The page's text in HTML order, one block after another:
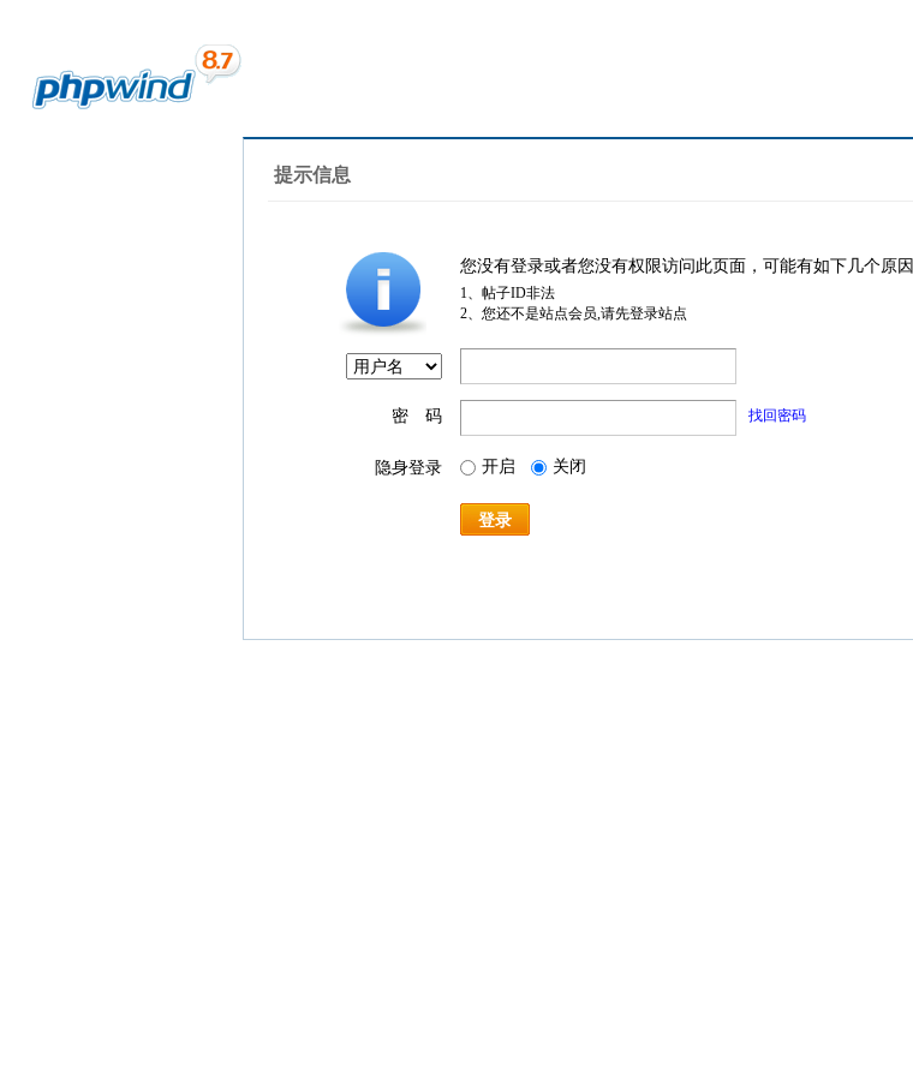
提示信息
您没有登录或者您没有权限访问此页面，可能有如下几个原因
1、帖子ID非法
2、您还不是站点会员,请先登录站点
密 码 找回密码
隐身登录 开启 关闭
登录